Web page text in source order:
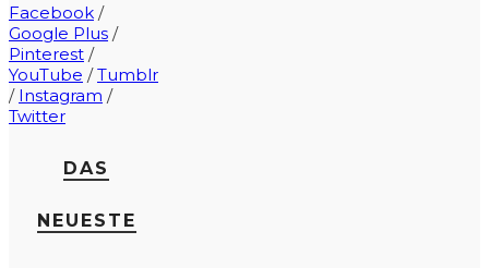
Facebook /
Google Plus /
Pinterest /
YouTube /Tumblr
/ Instagram /
Twitter
DAS
NEUESTE